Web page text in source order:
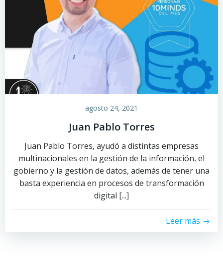
agosto 24, 2021
Juan Pablo Torres
Juan Pablo Torres, ayudó a distintas empresas
multinacionales en la gestión de la información, el
gobierno y la gestión de datos, además de tener una
basta experiencia en procesos de transformación
digital [...]
Leer más